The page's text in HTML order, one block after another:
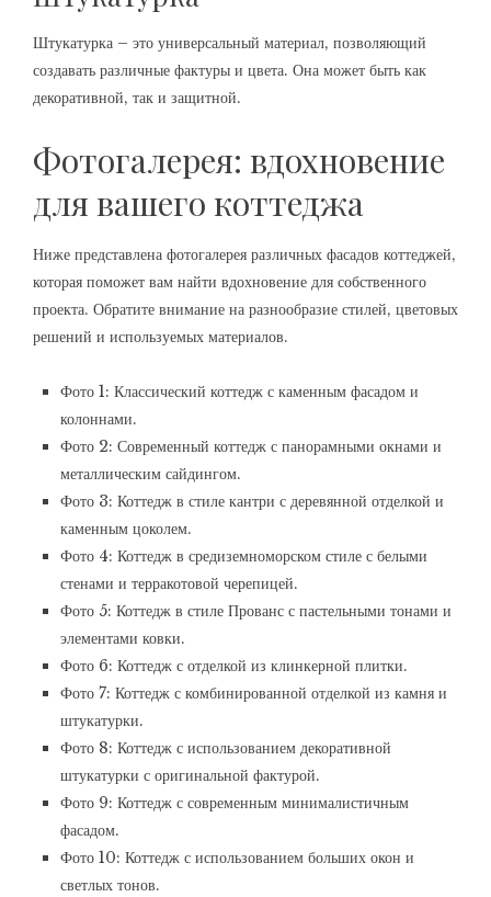
Штукатурка – это универсальный материал‚ позволяющий
создавать различные фактуры и цвета. Она может быть как
декоративной‚ так и защитной.
Фотогалерея: вдохновение
для вашего коттеджа
Ниже представлена фотогалерея различных фасадов коттеджей‚
которая поможет вам найти вдохновение для собственного
проекта. Обратите внимание на разнообразие стилей‚ цветовых
решений и используемых материалов.
Фото 1: Классический коттедж с каменным фасадом и
колоннами.
Фото 2: Современный коттедж с панорамными окнами и
металлическим сайдингом.
Фото 3: Коттедж в стиле кантри с деревянной отделкой и
каменным цоколем.
Фото 4: Коттедж в средиземноморском стиле с белыми
стенами и терракотовой черепицей.
Фото 5: Коттедж в стиле Прованс с пастельными тонами и
элементами ковки.
Фото 6: Коттедж с отделкой из клинкерной плитки.
Фото 7: Коттедж с комбинированной отделкой из камня и
штукатурки.
Фото 8: Коттедж с использованием декоративной
штукатурки с оригинальной фактурой.
Фото 9: Коттедж с современным минималистичным
фасадом.
Фото 10: Коттедж с использованием больших окон и
светлых тонов.